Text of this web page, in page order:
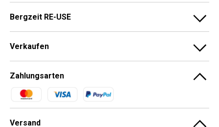
Bergzeit RE-USE
Verkaufen
Zahlungsarten
Zahlungsmethoden
Versand